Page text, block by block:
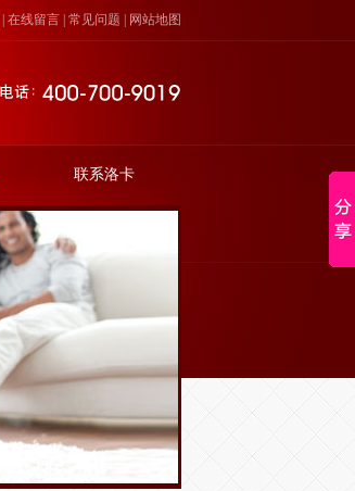
在线留言 常见问题 网站地图
联系洛卡